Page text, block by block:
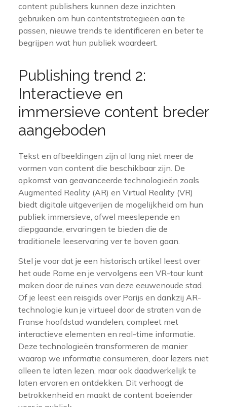
content publishers kunnen deze inzichten
gebruiken om hun contentstrategieën aan te
passen, nieuwe trends te identificeren en beter te
begrijpen wat hun publiek waardeert.
Publishing trend 2:
Interactieve en
immersieve content breder
aangeboden
Tekst en afbeeldingen zijn al lang niet meer de
vormen van content die beschikbaar zijn. De
opkomst van geavanceerde technologieën zoals
Augmented Reality (AR) en Virtual Reality (VR)
biedt digitale uitgeverijen de mogelijkheid om hun
publiek immersieve, ofwel meeslepende en
diepgaande, ervaringen te bieden die de
traditionele leeservaring ver te boven gaan.
Stel je voor dat je een historisch artikel leest over
het oude Rome en je vervolgens een VR-tour kunt
maken door de ruïnes van deze eeuwenoude stad.
Of je leest een reisgids over Parijs en dankzij AR-
technologie kun je virtueel door de straten van de
Franse hoofdstad wandelen, compleet met
interactieve elementen en real-time informatie.
Deze technologieën transformeren de manier
waarop we informatie consumeren, door lezers niet
alleen te laten lezen, maar ook daadwerkelijk te
laten ervaren en ontdekken. Dit verhoogt de
betrokkenheid en maakt de content boeiender